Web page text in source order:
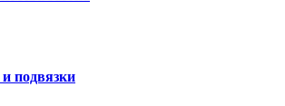
подвязки